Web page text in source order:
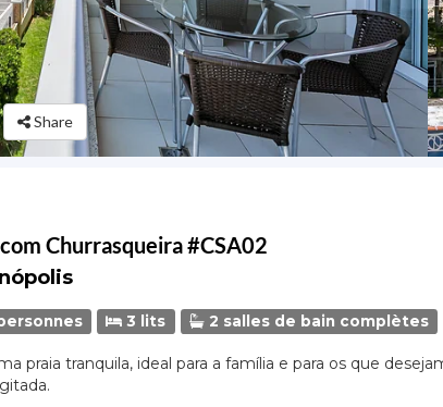
Share
Churrasqueira #CSA02
3 lits 2 salles de bain complètes
praia tranquila, ideal para a família e para os que